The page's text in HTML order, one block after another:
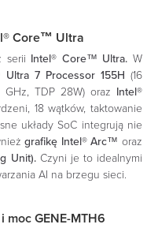
Core™ Ultra
serii Intel® Core™ Ultra. W
7 Processor 155H (16
TDP 28W) oraz Intel®
18 wątków, taktowanie
układy SoC integrują nie
grafikę Intel® Arc™ oraz
Unit). Czyni je to idealnymi
AI na brzegu sieci.
GENE-MTH6